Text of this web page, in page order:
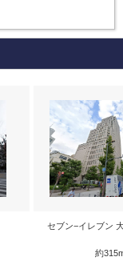
セブン−イレブン
約